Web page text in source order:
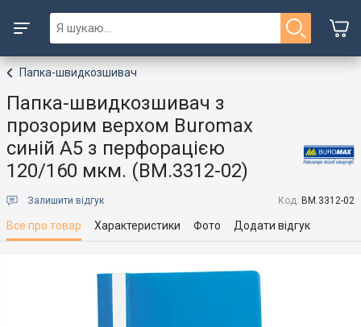
Папка-швидкозшивач
Папка-швидкозшивач з
прозорим верхом Buromax
синій А5 з перфорацією
120/160 мкм. (BM.3312-02)
Залишити відгук Код: BM.3312-02
Все про товар Характеристики Фото Додати відгук